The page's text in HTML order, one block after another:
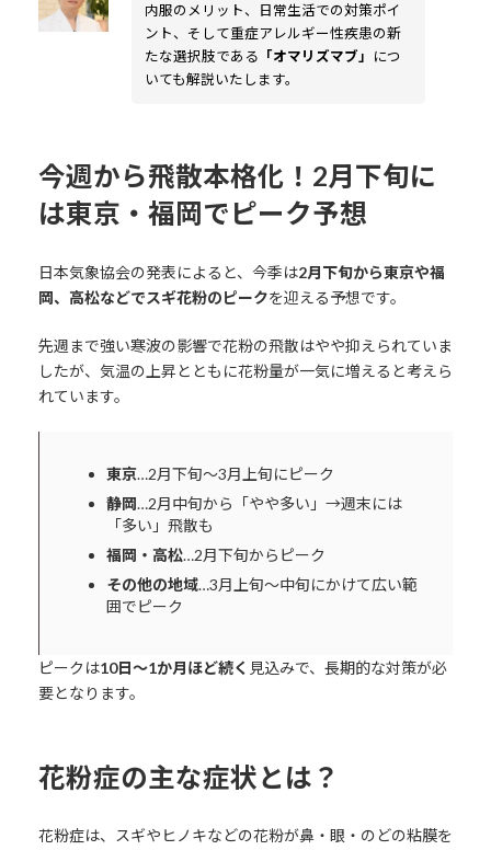
内服のメリット、日常生活での対策ポイ
ント、そして重症アレルギー性疾患の新
たな選択肢である 「オマリズマブ」
につ
いても解説いたします。
今週から飛散本格化！2月下旬に
は東京・福岡でピーク予想
日本気象協会の発表によると、今季は2月下旬から東京や福
岡、高松などでスギ花粉のピークを迎える予想です。
先週まで強い寒波の影響で花粉の飛散はやや抑えられていま
したが、気温の上昇とともに花粉量が一気に増えると考えら
れています。
東京…2月下旬～3月上旬にピーク
静岡…2月中旬から「やや多い」→週末には
「多い」飛散も
福岡・高松…2月下旬からピーク
その他の地域…3月上旬～中旬にかけて広い範
囲でピーク
ピークは10日～1か月ほど続く 見込みで、長期的な対策が必
要となります。
花粉症の主な症状とは？
花粉症は、スギやヒノキなどの花粉が鼻・眼・のどの粘膜を